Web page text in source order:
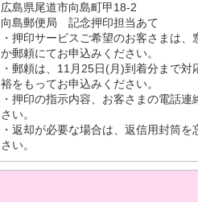
広島県尾道市向島町甲18-2
向島郵便局 記念押印担当あて
・押印サービスご希望のお客さまは
か郵頼にてお申込みください。
・郵頼は、11月25日(月)到着分まで
裕をもってお申込みください。
・押印の指示内容、お客さまの電話
さい。
・返却が必要な場合は、返信用封筒
さい。